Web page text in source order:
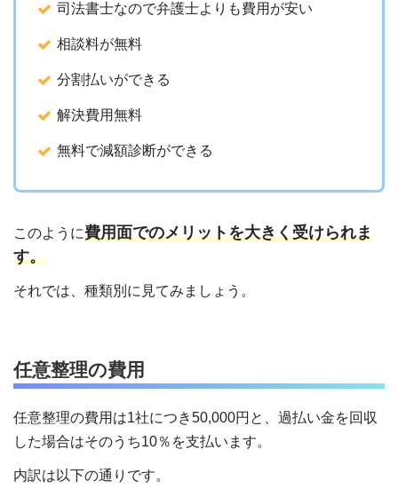
司法書士なので弁護士よりも費用が安い
相談料が無料
分割払いができる
解決費用無料
無料で減額診断ができる
このように費用面でのメリットを大きく受けられま
す。
それでは、種類別に見てみましょう。
任意整理の費用
任意整理の費用は1社につき50,000円と、過払い金を回収
した場合はそのうち10％を支払います。
内訳は以下の通りです。